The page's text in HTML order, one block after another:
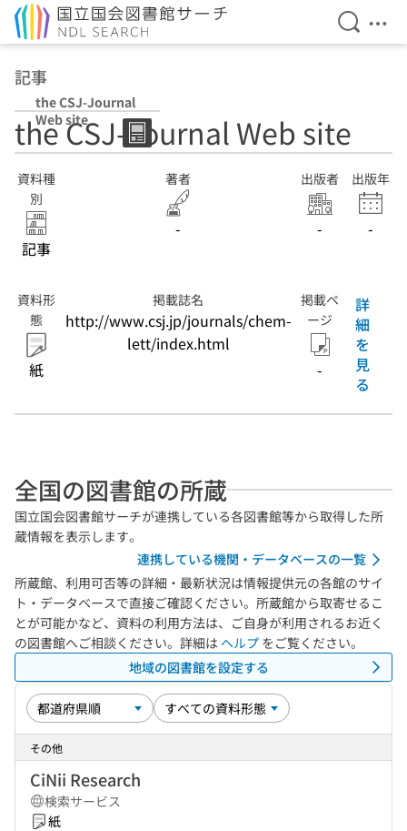
検索を
メ
記事
the CSJ-Journal
Web site
the CSJ-Journal Web site
資料種
別
記事
著者
-
出版者
-
出版年
-
資料形
態
紙
掲載誌名
http://www.csj.jp/journals/chem-
lett/index.html
掲載ペ
ージ
-
詳
細
を
見
る
全国の図書館の所蔵
国立国会図書館サーチが連携している各図書館等から取得した所
蔵情報を表示します。
連携している機関・データベースの一覧
所蔵館、利用可否等の詳細・最新状況は情報提供元の各館のサイ
ト・データベースで直接ご確認ください。所蔵館から取寄せるこ
とが可能かなど、資料の利用方法は、ご自身が利用されるお近く
の図書館へご相談ください。詳細は ヘルプ をご覧ください。
地域の図書館を設定する
その他
CiNii Research
検索サービス
紙